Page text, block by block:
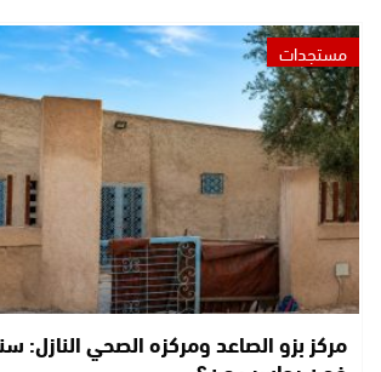
مستجدات
مركز بزو الصاعد ومركزه الصحي النازل: